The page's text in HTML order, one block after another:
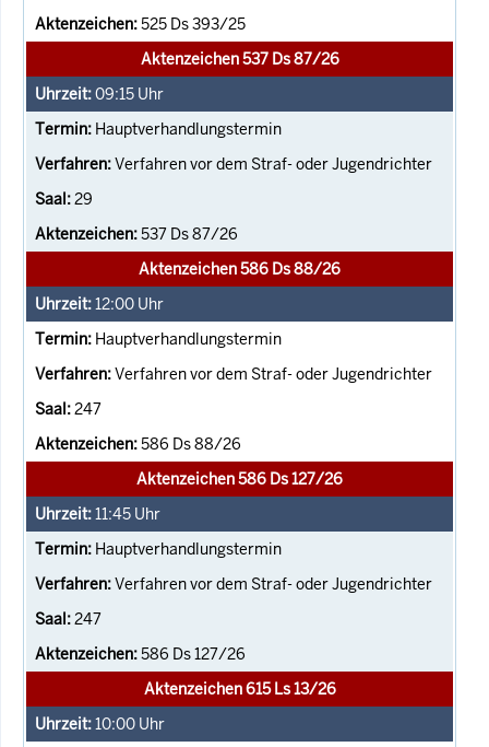
525 Ds 393/25
Aktenzeichen 537 Ds 87/26
09:15 Uhr
Hauptverhandlungstermin
Verfahren vor dem Straf- oder Jugendrichter
29
537 Ds 87/26
Aktenzeichen 586 Ds 88/26
12:00 Uhr
Hauptverhandlungstermin
Verfahren vor dem Straf- oder Jugendrichter
247
586 Ds 88/26
Aktenzeichen 586 Ds 127/26
11:45 Uhr
Hauptverhandlungstermin
Verfahren vor dem Straf- oder Jugendrichter
247
586 Ds 127/26
Aktenzeichen 615 Ls 13/26
10:00 Uhr